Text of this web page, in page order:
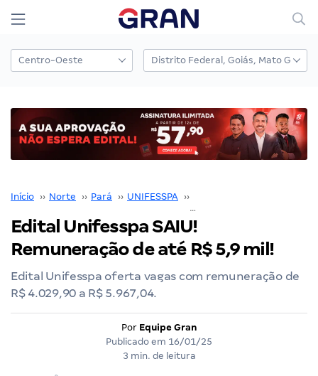
Início ›› Norte ›› Pará ›› UNIFESSPA ››
Edital Unifesspa SAIU!
Remuneração de até R$ 5,9 mil!
Edital Unifesspa oferta vagas com remuneração de
R$ 4.029,90 a R$ 5.967,04.
Por Equipe Gran
Publicado em 16/01/25
3 min. de leitura